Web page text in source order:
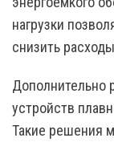
нагрузки
снизить
Дополнительно
устройств
Такие решения